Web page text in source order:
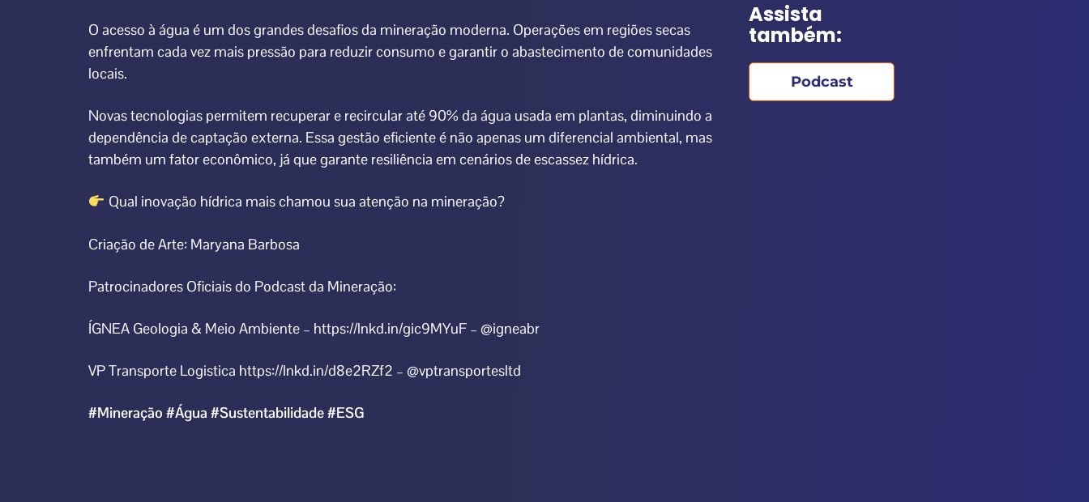
O acesso à água é um dos grandes desafios da mineração moderna. Operações em regiões secas
enfrentam cada vez mais pressão para reduzir consumo e garantir o abastecimento de comunidades
locais.
Novas tecnologias permitem recuperar e recircular até 90% da água usada em plantas, diminuindo a
dependência de captação externa. Essa gestão eficiente é não apenas um diferencial ambiental, mas
também um fator econômico, já que garante resiliência em cenários de escassez hídrica.
Qual inovação hídrica mais chamou sua atenção na mineração?
Criação de Arte: Maryana Barbosa
Patrocinadores Oficiais do Podcast da Mineração:
ÍGNEA Geologia & Meio Ambiente – https://lnkd.in/gic9MYuF – @igneabr
VP Transporte Logistica https://lnkd.in/d8e2RZf2 – @vptransportesltd
#Mineração #Água #Sustentabilidade#ESG
Assista
também:
Podcast